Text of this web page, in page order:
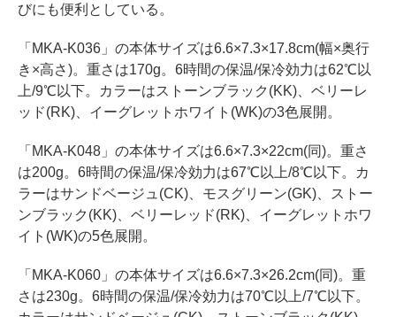
びにも便利としている。
「MKA-K036」の本体サイズは6.6×7.3×17.8cm(幅×奥行
き×高さ)。重さは170g。6時間の保温/保冷効力は62℃以
上/9℃以下。カラーはストーンブラック(KK)、ベリーレ
ッド(RK)、イーグレットホワイト(WK)の3色展開。
「MKA-K048」の本体サイズは6.6×7.3×22cm(同)。重さ
は200g。6時間の保温/保冷効力は67℃以上/8℃以下。カ
ラーはサンドベージュ(CK)、モスグリーン(GK)、ストー
ンブラック(KK)、ベリーレッド(RK)、イーグレットホワ
イト(WK)の5色展開。
「MKA-K060」の本体サイズは6.6×7.3×26.2cm(同)。重
さは230g。6時間の保温/保冷効力は70℃以上/7℃以下。